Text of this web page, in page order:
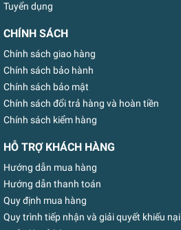
Tuyển dụng
CHÍNH SÁCH
Chính sách giao hàng
Chính sách bảo hành
Chính sách bảo mật
Chính sách đổi trả hàng và hoàn tiền
Chính sách kiểm hàng
HỖ TRỢ KHÁCH HÀNG
Hướng dẫn mua hàng
Hướng dẫn thanh toán
Quy định mua hàng
Quy trình tiếp nhận và giải quyết khiếu nại